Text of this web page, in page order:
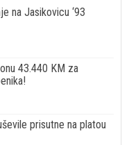
na Jasikovicu ‘93
43.440 KM za
prisutne na platou